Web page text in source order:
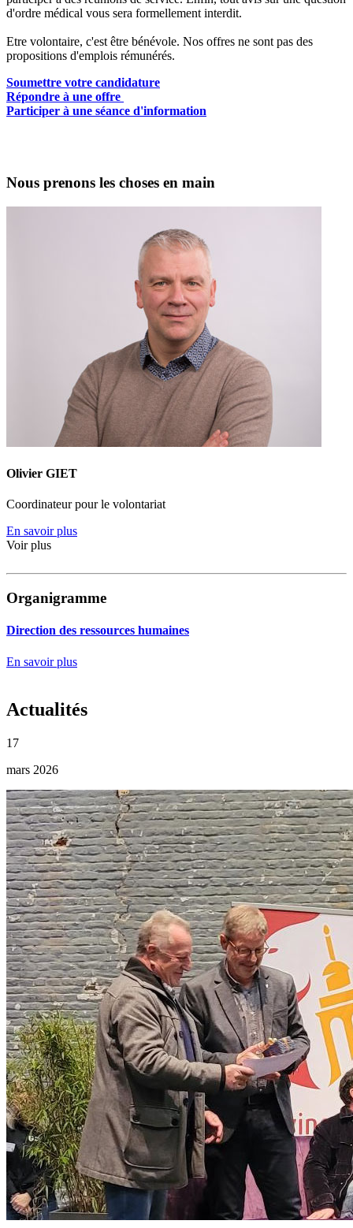
d'ordre médical vous sera formellement interdit.
Etre volontaire, c'est être bénévole. Nos offres ne sont pas des
propositions d'emplois rémunérés.
Soumettre votre candidature
Répondre à une offre
Participer à une séance d'information
Nous prenons les choses en main
Olivier GIET
Coordinateur pour le volontariat
En savoir plus
Voir plus
Organigramme
Direction des ressources humaines
En savoir plus
Actualités
17
mars 2026